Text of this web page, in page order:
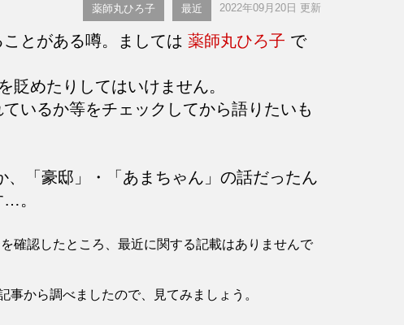
薬師丸ひろ子 最近 2022年09月20日 更新
とがある噂。ましては 薬師丸ひろ子 で
貶めたりしてはいけません。
いるか等をチェックしてから語りたいも
、「豪邸」・「あまちゃん」の話だったん
。
確認したところ、最近に関する記載はありませんで
から調べましたので、見てみましょう。